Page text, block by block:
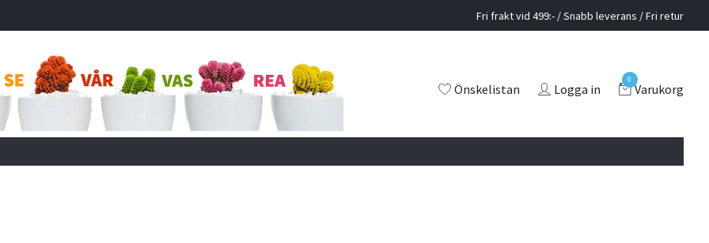
Fri frakt vid 499:- / Snabb leverans / Fri retur
Önskelistan Logga in
0
Varukorg